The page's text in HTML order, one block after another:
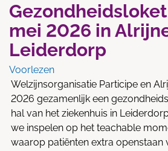
mei 2026 in
Leiderdorp
Voorlezen
Welzijnsorganisatie Participe en
2026 gezamenlijk een
hal van het ziekenhuis in
we inspelen op het teachable
waarop patiënten extra openstaan